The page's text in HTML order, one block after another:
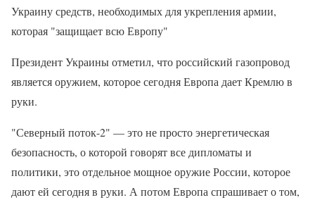
Украину средств, необходимых для укрепления армии,
которая "защищает всю Европу"
Президент Украины отметил, что российский газопровод
является оружием, которое сегодня Европа дает Кремлю в
руки.
"Северный поток-2" — это не просто энергетическая
безопасность, о которой говорят все дипломаты и
политики, это отдельное мощное оружие России, которое
дают ей сегодня в руки. А потом Европа спрашивает о том,